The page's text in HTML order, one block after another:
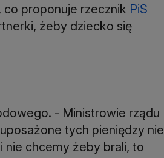
co proponuje rzecznik PiS
żeby dziecko się
- Ministrowie rządu
tych pieniędzy nie
nie chcemy żeby brali, to